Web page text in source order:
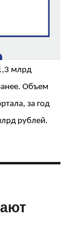
млрд
Объем
за год
рублей.